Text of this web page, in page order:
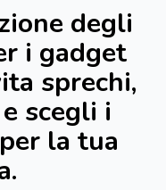
degli
i gadget
sprechi,
scegli i
la tua